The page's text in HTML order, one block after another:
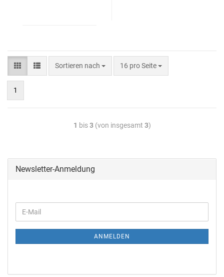
Sortieren nach 16 pro Seite
1
1 bis3(von insgesamt 3)
Newsletter-Anmeldung
ANMELDEN